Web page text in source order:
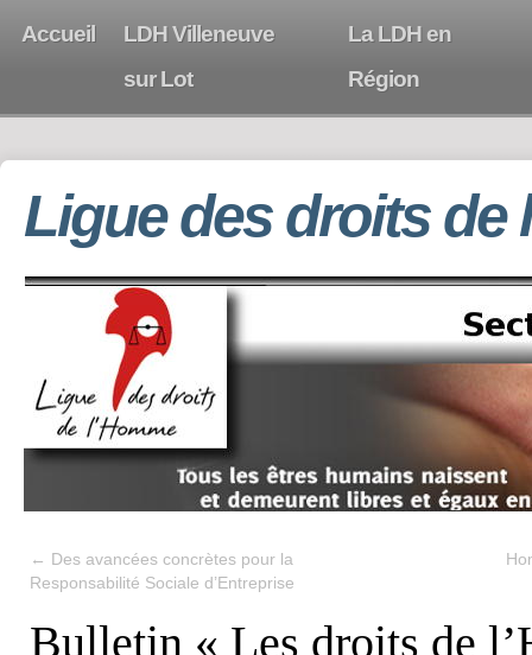
Accueil
LDH Villeneuve
sur Lot
La LDH en
Région
Ligue des droits de
← Des avancées concrètes pour la
Responsabilité Sociale d’Entreprise
Bulletin « Les droits de